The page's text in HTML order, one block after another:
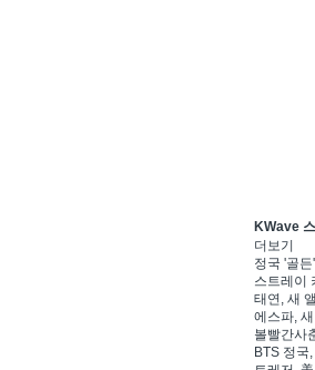
KWave
더보기
정국 '골
스트레이
태연, 새
에스파,
볼빨간사
BTS 정국